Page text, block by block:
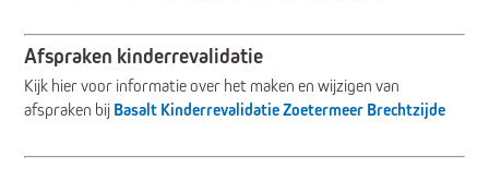
Afspraken kinderrevalidatie
Kijk hier voor informatie over het maken en wijzigen van
afspraken bij Basalt Kinderrevalidatie Zoetermeer Brechtzijde